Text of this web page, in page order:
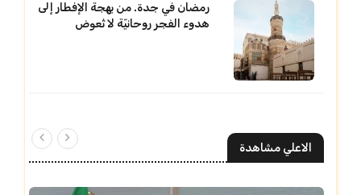
رمضان في جدة. من بهجة الإفطار إلى
هدوء الفجر روحانيّة لا تُعوض
الاعلي مشاهدة